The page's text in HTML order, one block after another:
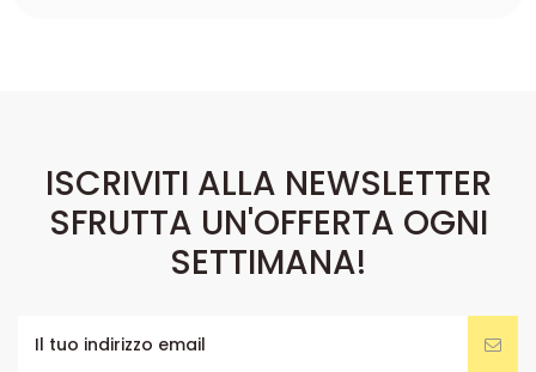
ISCRIVITI ALLA NEWSLETTER
SFRUTTA UN'OFFERTA OGNI
SETTIMANA!